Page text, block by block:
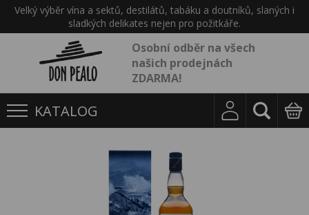
Velký výběr vína a sektů, destilátů, tabáku a doutníků, slaných i
sladkých delikates nejen pro požitkáře.
Osobní odběr na všech
našich prodejnách
ZDARMA!
KATALOG